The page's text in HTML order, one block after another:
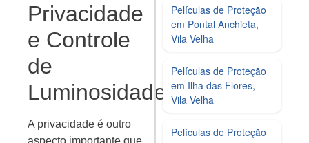
Privacidade
e Controle
de
Luminosidade
A privacidade é outro
aspecto importante que
Películas de Proteção
em Pontal Anchieta,
Vila Velha
Películas de Proteção
em Ilha das Flores,
Vila Velha
Películas de Proteção